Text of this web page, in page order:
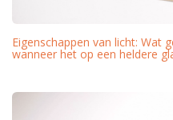
Eigenschappen van licht: Wat
wanneer het op een heldere